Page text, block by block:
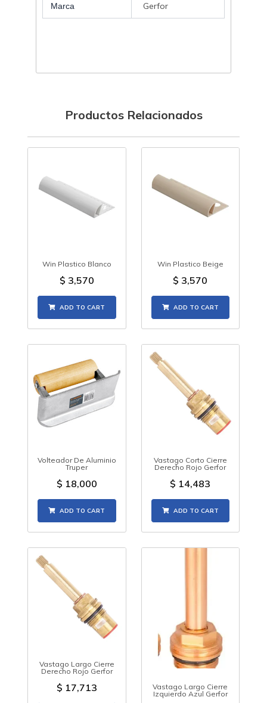
Marca Gerfor
Productos Relacionados
Win Plastico Blanco
$ 3,570
ADD TO CART
Win Plastico Beige
$ 3,570
ADD TO CART
Volteador De Aluminio
Truper
$ 18,000
ADD TO CART
Vastago Corto Cierre
Derecho Rojo Gerfor
$ 14,483
ADD TO CART
Vastago Largo Cierre
Derecho Rojo Gerfor
$ 17,713
Vastago Largo Cierre
Izquierdo Azul Gerfor